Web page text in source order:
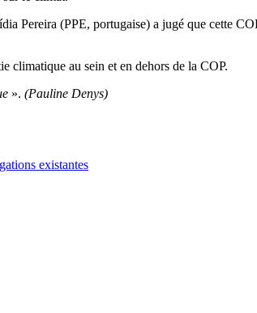
Pereira (PPE, portugaise) a jugé que cette
climatique au sein et en dehors de la COP.
». (Pauline Denys)
existantes